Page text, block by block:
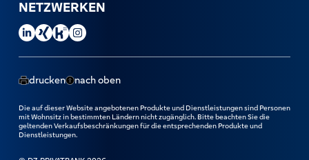
NETZWERKEN
DZ PRIVATBANK auf LinkedIn besuchen.
DZ PRIVATBANK auf Xing besuchen.
DZ PRIVATBANK auf Kununu besuchen.
DZ PRIVATBANK auf Instagram besuchen.
drucken nach oben
Die auf dieser Website angebotenen Produkte und Dienstleistungen sind Personen
mit Wohnsitz in bestimmten Ländern nicht zugänglich. Bitte beachten Sie die
geltenden Verkaufsbeschränkungen für die entsprechenden Produkte und
Dienstleistungen.